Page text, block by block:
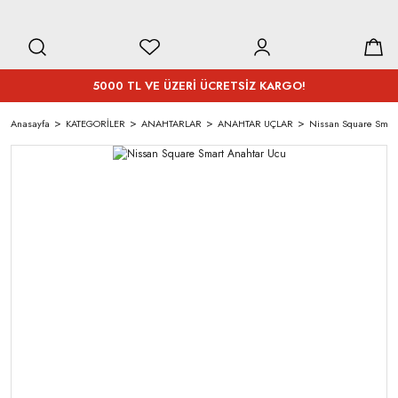
5000 TL VE ÜZERİ ÜCRETSİZ KARGO!
Anasayfa KATEGORİLER ANAHTARLAR ANAHTAR UÇLAR Nissan Square